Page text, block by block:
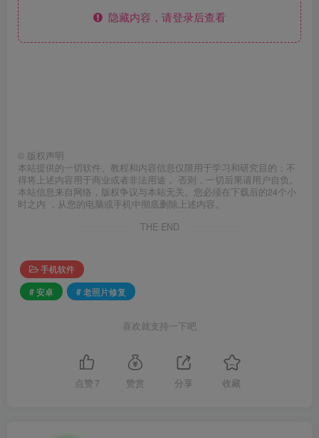
隐藏内容，请登录后查看
© 版权声明
本站提供的一切软件、教程和内容信息仅限用于学习和研究目的；不
得将上述内容用于商业或者非法用途， 否则，一切后果请用户自负。
本站信息来自网络，版权争议与本站无关。您必须在下载后的24个小
时之内 ，从您的电脑或手机中彻底删除上述内容。
THE END
手机软件
# 安卓
# 老照片修复
喜欢就支持一下吧
点赞 7 赞赏 分享 收藏